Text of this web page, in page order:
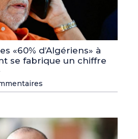
«60% d’Algériens» à
se fabrique un chiffre